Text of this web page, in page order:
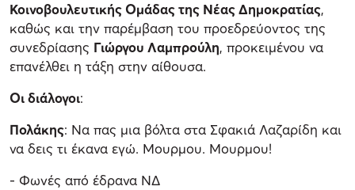
Κοινοβουλευτικής Ομάδας της Νέας Δημοκρατίας,
καθώς και την παρέμβαση του προεδρεύοντος της
συνεδρίασης Γιώργου Λαμπρούλη, προκειμένου να
επανέλθει η τάξη στην αίθουσα.
Οι διάλογοι:
Πολάκης: Να πας μια βόλτα στα Σφακιά Λαζαρίδη και
να δεις τι έκανα εγώ. Μουρμου. Μουρμου!
- Φωνές από έδρανα ΝΔ